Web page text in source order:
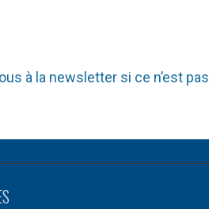
à la newsletter si ce n’est pas